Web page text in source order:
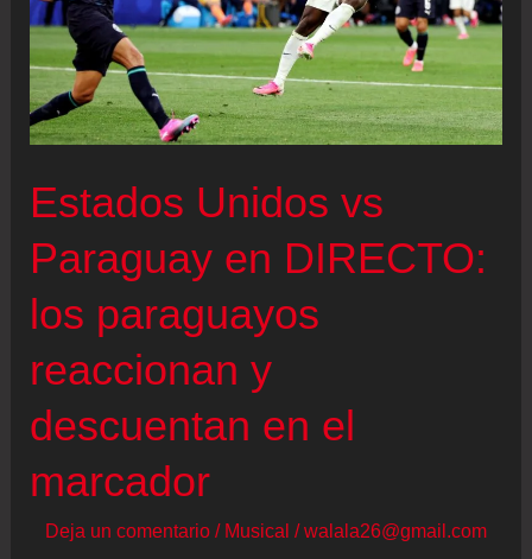
Estados Unidos vs
Paraguay en DIRECTO:
los paraguayos
reaccionan y
descuentan en el
marcador
Deja un comentario / Musical /walala26@gmail.com